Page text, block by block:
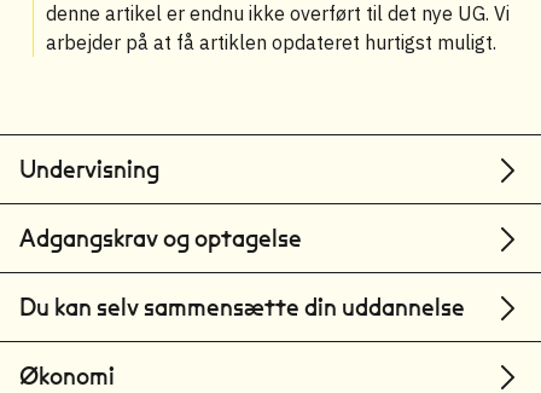
denne artikel er endnu ikke overført til det nye UG. Vi
arbejder på at få artiklen opdateret hurtigst muligt.
Undervisning
Adgangskrav og optagelse
Du kan selv sammensætte din uddannelse
Økonomi